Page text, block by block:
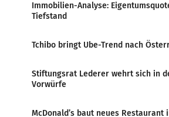
Immobilien-Analyse:
Tiefstand
Tchibo bringt Ube-Trend nach
Stiftungsrat Lederer wehrt sich in
Vorwürfe
McDonald’s baut neues Restaurant